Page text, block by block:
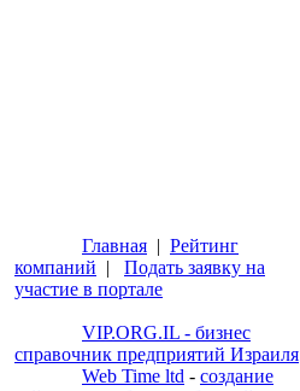
Главная | Рейтинг
компаний | Подать заявку на
участие в портале
VIP.ORG.IL - бизнес
справочник предприятий Израиля
Web Time ltd - создание